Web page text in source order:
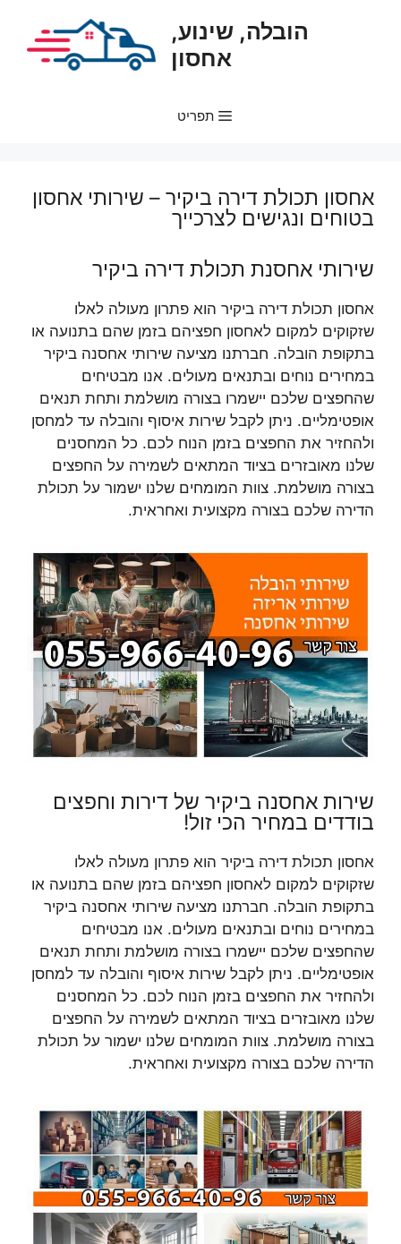
הובלה, שינוע,
אחסון
תפריט
אחסון תכולת דירה ביקיר – שירותי אחסון
בטוחים ונגישים לצרכייך
שירותי אחסנת תכולת דירה ביקיר
אחסון תכולת דירה ביקיר הוא פתרון מעולה לאלו
שזקוקים למקום לאחסון חפציהם בזמן שהם בתנועה או
בתקופת הובלה. חברתנו מציעה שירותי אחסנה ביקיר
במחירים נוחים ובתנאים מעולים. אנו מבטיחים
שהחפצים שלכם יישמרו בצורה מושלמת ותחת תנאים
אופטימליים. ניתן לקבל שירות איסוף והובלה עד למחסן
ולהחזיר את החפצים בזמן הנוח לכם. כל המחסנים
שלנו מאובזרים בציוד המתאים לשמירה על החפצים
בצורה מושלמת. צוות המומחים שלנו ישמור על תכולת
הדירה שלכם בצורה מקצועית ואחראית.
שירות אחסנה ביקיר של דירות וחפצים
בודדים במחיר הכי זול!
אחסון תכולת דירה ביקיר הוא פתרון מעולה לאלו
שזקוקים למקום לאחסון חפציהם בזמן שהם בתנועה או
בתקופת הובלה. חברתנו מציעה שירותי אחסנה ביקיר
במחירים נוחים ובתנאים מעולים. אנו מבטיחים
שהחפצים שלכם יישמרו בצורה מושלמת ותחת תנאים
אופטימליים. ניתן לקבל שירות איסוף והובלה עד למחסן
ולהחזיר את החפצים בזמן הנוח לכם. כל המחסנים
שלנו מאובזרים בציוד המתאים לשמירה על החפצים
בצורה מושלמת. צוות המומחים שלנו ישמור על תכולת
הדירה שלכם בצורה מקצועית ואחראית.